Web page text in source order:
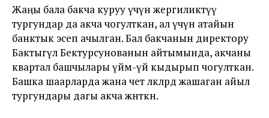
Жаңы бала бакча куруу үчүн жергиликтүү
тургундар да акча чогулткан, ал үчүн атайын
банктык эсеп ачылган. Бал бакчанын директору
Бактыгүл Бектурсунованын айтымында, акчаны
квартал башчылары үймө-үй кыдырып чогулткан.
Башка шаарларда жана чет өлкөлөрдө жашаган айыл
тургундары дагы акча жөнөткөн.